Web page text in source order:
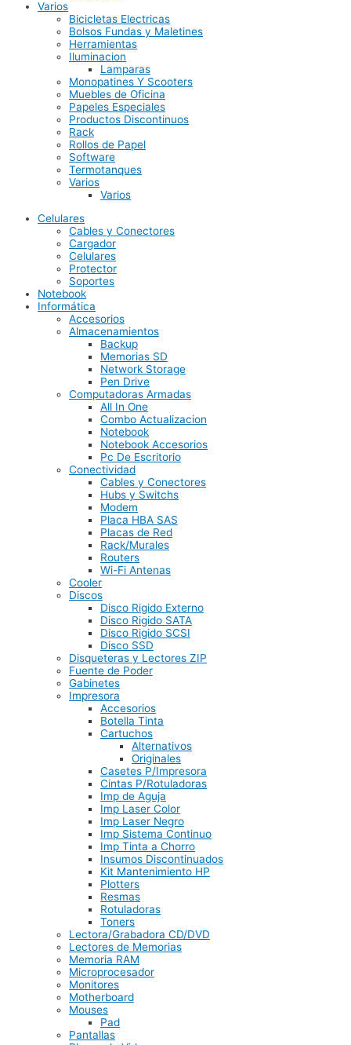
Varios
Bicicletas Electricas
Bolsos Fundas y Maletines
Herramientas
Iluminacion
Lamparas
Monopatines Y Scooters
Muebles de Oficina
Papeles Especiales
Productos Discontinuos
Rack
Rollos de Papel
Software
Termotanques
Varios
Varios
Celulares
Cables y Conectores
Cargador
Celulares
Protector
Soportes
Notebook
Informática
Accesorios
Almacenamientos
Backup
Memorias SD
Network Storage
Pen Drive
Computadoras Armadas
All In One
Combo Actualizacion
Notebook
Notebook Accesorios
Pc De Escritorio
Conectividad
Cables y Conectores
Hubs y Switchs
Modem
Placa HBA SAS
Placas de Red
Rack/Murales
Routers
Wi-Fi Antenas
Cooler
Discos
Disco Rigido Externo
Disco Rigido SATA
Disco Rigido SCSI
Disco SSD
Disqueteras y Lectores ZIP
Fuente de Poder
Gabinetes
Impresora
Accesorios
Botella Tinta
Cartuchos
Alternativos
Originales
Casetes P/Impresora
Cintas P/Rotuladoras
Imp de Aguja
Imp Laser Color
Imp Laser Negro
Imp Sistema Continuo
Imp Tinta a Chorro
Insumos Discontinuados
Kit Mantenimiento HP
Plotters
Resmas
Rotuladoras
Toners
Lectora/Grabadora CD/DVD
Lectores de Memorias
Memoria RAM
Microprocesador
Monitores
Motherboard
Mouses
Pad
Pantallas